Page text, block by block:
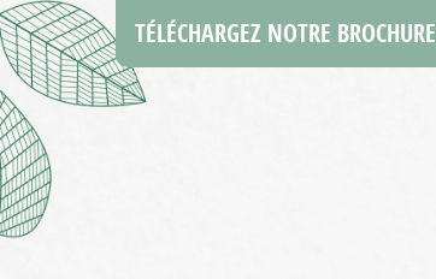
TÉLÉCHARGEZ NOTRE BROCHURE